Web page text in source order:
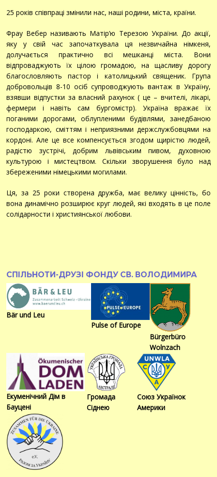
25 років співпраці змінили нас, наші родини, міста, країни.
Фрау Вебер називають Матір’ю Терезою України. До акції,
яку у свій час започаткувала ця незвичайна німкеня,
долучається практично всі мешканці міста. Вони
відпроваджують їх цілою громадою, на щасливу дорогу
благословляють пастор і католицький священик. Група
добровольців 8-10 осіб супроводжують вантаж в Україну,
взявши відпустки за власний рахунок ( це – вчителі, лікарі,
фермери і навіть сам бургомістр). Україна вражає їх
поганими дорогами, облупленими будівлями, занедбаною
господаркою, сміттям і неприязними держслужбовцями на
кордоні. Але це все компенсується згодом щирістю людей,
радістю зустрічі, добрим львівським пивом, духовною
культурою і мистецтвом. Скільки зворушення було над
збереженими німецькими могилами.
Ця, за 25 роки створена дружба, має велику цінність, бо
вона динамічно розширює круг людей, які входять в це поле
солідарности і християнської любови.
СПІЛЬНОТИ-ДРУЗІ ФОНДУ СВ. ВОЛОДИМИРА
Bär und Leu
Pulse of Europe
Bürgerbüro
Wolnzach
Екуменічний Дім в
Бауцені
Громада
Сіднею
Союз Українок
Америки